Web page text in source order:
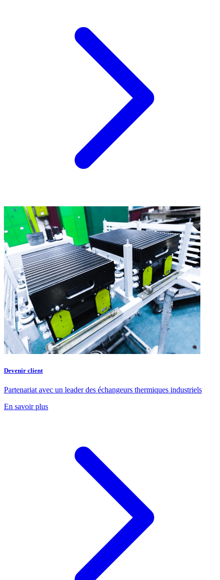
Devenir client
Partenariat avec un leader des échangeurs thermiques industriels
En savoir plus